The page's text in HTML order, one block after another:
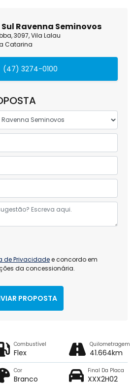
Ravenna Seminovos
3097, Vila Lalau
Catarina
(47) 3274-0100
de Privacidadee concordo em
da concessionária.
PROPOSTA
Combustível
Flex
Quilometragem
41.664km
Cor
Branco
Final Da Placa
XXX2H02